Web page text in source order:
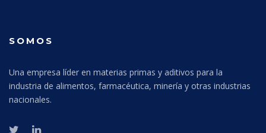
SOMOS
Una empresa líder en materias primas y aditivos para la
industria de alimentos, farmacéutica, minería y otras industrias
nacionales.